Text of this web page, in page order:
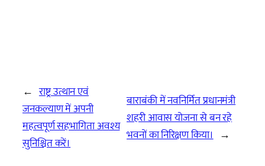
← राष्ट्र उत्थान एवं
जनकल्याण में अपनी
महत्वपूर्ण सहभागिता अवश्य
सुनिश्चित करें।
बाराबंकी में नवनिर्मित प्रधानमंत्री
शहरी आवास योजना से बन रहे
भवनों का निरिक्षण किया। →